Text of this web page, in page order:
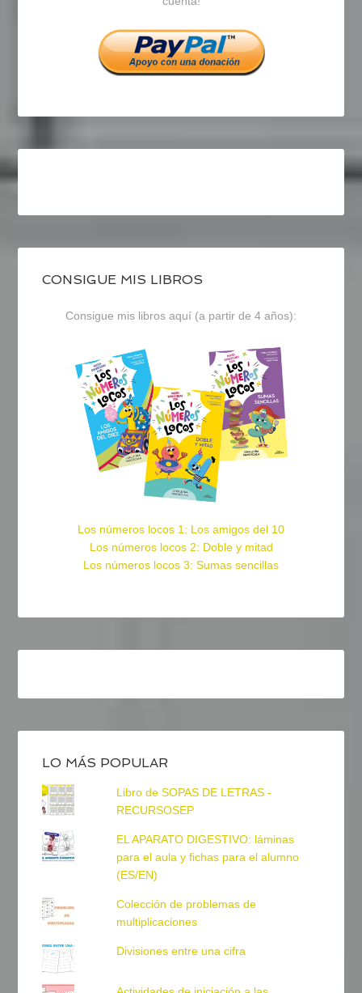
Facebook
Twitter
Instagram
CONSIGUE MIS LIBROS
Consigue mis libros aquí (a partir de 4 años):
Los números locos 1: Los amigos del 10
Los números locos 2: Doble y mitad
Los números locos 3: Sumas sencillas
LO MÁS POPULAR
Libro de SOPAS DE LETRAS -
RECURSOSEP
EL APARATO DIGESTIVO: láminas
para el aula y fichas para el alumno
(ES/EN)
Colección de problemas de
multiplicaciones
Divisiones entre una cifra